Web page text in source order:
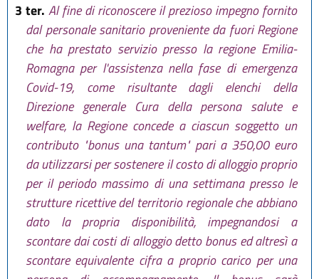
3 ter. Al fine di riconoscere il prezioso impegno fornito
dal personale sanitario proveniente da fuori Regione
che ha prestato servizio presso la regione Emilia-
Romagna per l'assistenza nella fase di emergenza
Covid-19, come risultante dagli elenchi della
Direzione generale Cura della persona salute e
welfare, la Regione concede a ciascun soggetto un
contributo "bonus una tantum" pari a 350,00 euro
da utilizzarsi per sostenere il costo di alloggio proprio
per il periodo massimo di una settimana presso le
strutture ricettive del territorio regionale che abbiano
dato la propria disponibilità, impegnandosi a
scontare dai costi di alloggio detto bonus ed altresì a
scontare equivalente cifra a proprio carico per una